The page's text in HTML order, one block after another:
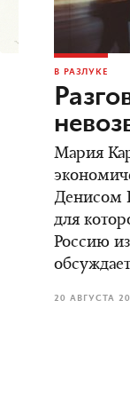
В РАЗЛУКЕ
Мария
Денисом
для
Россию
20 АВГУСТА